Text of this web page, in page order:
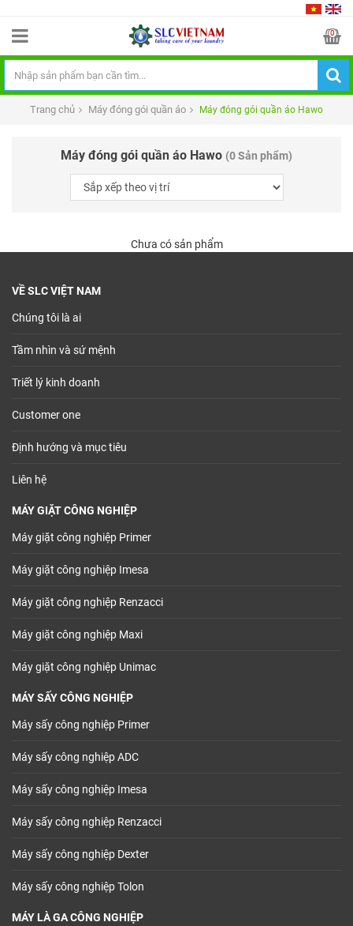
0
Trang chủ Máy đóng gói quần áo Máy đóng gói quần áo Hawo
Máy đóng gói quần áo Hawo (0 Sản phẩm)
Chưa có sản phẩm
VỀ SLC VIỆT NAM
Chúng tôi là ai
Tầm nhìn và sứ mệnh
Triết lý kinh doanh
Customer one
Định hướng và mục tiêu
Liên hệ
MÁY GIẶT CÔNG NGHIỆP
Máy giặt công nghiệp Primer
Máy giặt công nghiệp Imesa
Máy giặt công nghiệp Renzacci
Máy giặt công nghiệp Maxi
Máy giặt công nghiệp Unimac
MÁY SẤY CÔNG NGHIỆP
Máy sấy công nghiệp Primer
Máy sấy công nghiệp ADC
Máy sấy công nghiệp Imesa
Máy sấy công nghiệp Renzacci
Máy sấy công nghiệp Dexter
Máy sấy công nghiệp Tolon
MÁY LÀ GA CÔNG NGHIỆP